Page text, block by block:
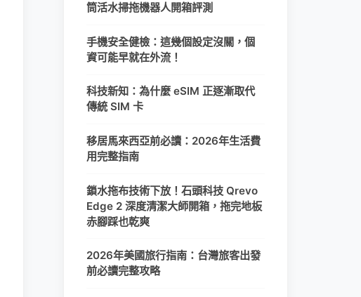
筒活水掃拖機器人開箱評測
手機安全健檢：這幾個設定沒關，個
資可能早就在外流！
科技新知：為什麼 eSIM 正逐漸取代
傳統 SIM 卡
移居馬來西亞前必讀：2026年生活費
用完整指南
鎖水拖布技術下放！石頭科技 Qrevo
Edge 2 深度清潔大師開箱，拖完地板
赤腳踩也乾爽
2026年美國旅行指南：台灣旅客出發
前必讀完整攻略